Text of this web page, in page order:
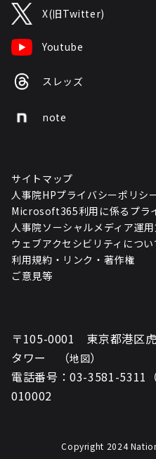
X(旧Twitter)
Youtube
スレッズ
note
サイトマップ
人事院HPプライバシーポリシ
Microsoft365利用に係るプラ
人事院ソーシャルメディア運
ウェブアクセシビリティについ
利用規約・リンク・著作権
ご意見等
〒105-0001 東京都港区
タワー （地図）
電話番号：03-3581-5311
010002
Copyright 2024